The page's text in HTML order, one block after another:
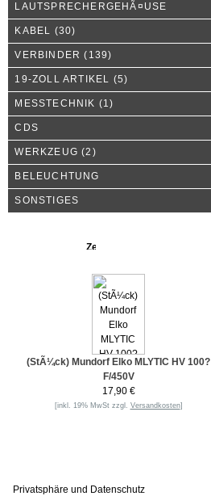
LAUTSPRECHERGEHÃ¤USE
KABEL (30)
VERBINDER (139)
19-ZOLL ARTIKEL (5)
MESSTECHNIK (1)
CDS
WERKZEUG (2)
BELEUCHTUNG
SONSTIGES
(StÃ¼ck) Mundorf Elko MLYTIC HV 100?
F/450V
17,90 €
[inkl. 19% MwSt zzgl. Versandkosten]
Privatsphäre und Datenschutz